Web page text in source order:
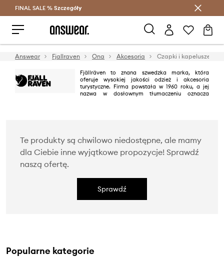
Oszczędzaj z Answear Club >
FINAL SALE % Szczegóły
Answear Fjallraven Ona Akcesoria Czapki i kapelusze
Fjällräven to znana szwedzka marka, która
oferuje wysokiej jakości odzież i akcesoria
turystyczne. Firma powstała w 1960 roku, a jej
nazwa w dosłownym tłumaczeniu oznacza
Te produkty są chwilowo niedostępne, ale mamy
dla Ciebie inne wyjątkowe propozycje! Sprawdź
naszą ofertę.
Sprawdź
Popularne kategorie